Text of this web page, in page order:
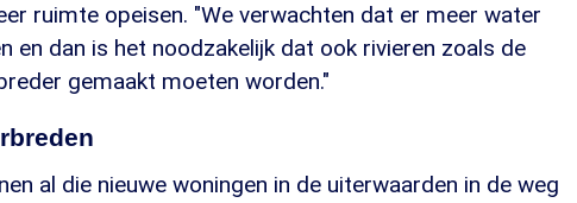
ruimte opeisen. "We verwachten dat er meer water
en dan is het noodzakelijk dat ook rivieren zoals de
gemaakt moeten worden."
al die nieuwe woningen in de uiterwaarden in de weg